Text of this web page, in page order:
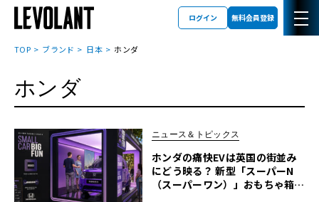
ログイン 無料会員登録
TOP ブランド 日本 ホンダ
ホンダ
ニュース＆トピックス
ホンダの痛快EVは英国の街並み
にどう映る？ 新型「スーパーN
（スーパーワン）」おもちゃ箱ツ